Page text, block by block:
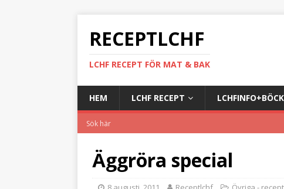
RECEPTLCHF
LCHF RECEPT FÖR MAT & BAK
HEM LCHF RECEPT
Äggröra special